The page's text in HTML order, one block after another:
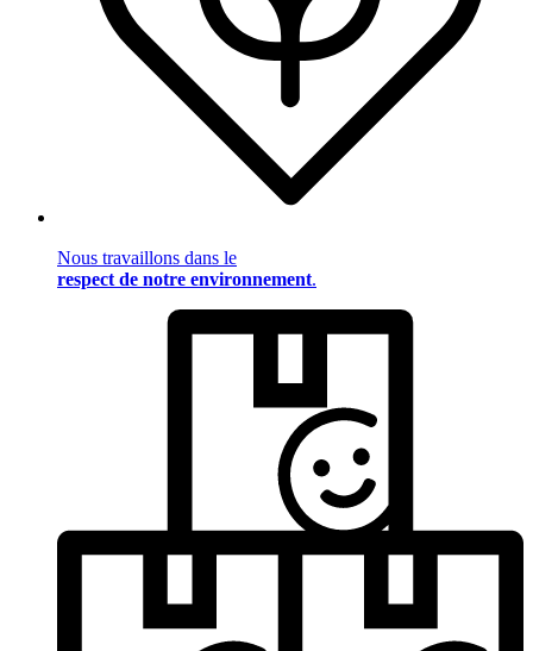
Nous travaillons dans le
respect de notre environnement.